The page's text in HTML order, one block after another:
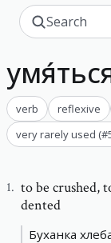
verb reflexive
very rarely used (#
1. to be crushed,
dented
Буханка